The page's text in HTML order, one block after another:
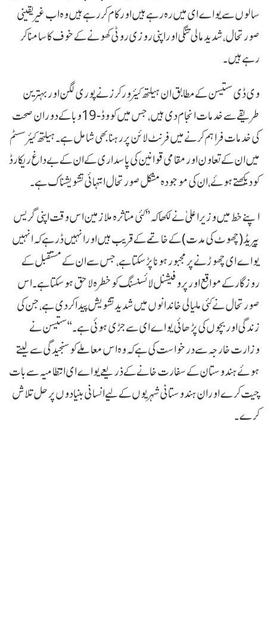
سالوں سے یو اے ای میں رہ رہے ہیں اور کام کر رہے ہیں وہ اب غیر یقینی
صورتحال، شدید مالی تنگی اور اپنی روزی روٹی کھونے کے خوف کا سامنا کر
رہے ہیں۔
وی ڈی ستیسن کے مطابق ان ہیلتھ کیئر ورکرز نے پوری لگن اور بہترین
طریقے سے خدمات انجام دی ہیں، جس میں کووڈ-19 وبا کے دوران صحت
کی خدمات فراہم کرنے میں فرنٹ لائن پر رہنا بھی شامل ہے۔ ہیلتھ کیئر سسٹم
میں ان کے تعاون اور مقامی قوانین کی پاسداری کے ان کے بے داغ ریکارڈ
کو دیکھتے ہوئے، ان کی موجودہ مشکل صورتحال انتہائی تشویشناک ہے۔
اپنے خط میں وزیر اعلیٰ نے لکھا کہ ’’کئی متاثرہ ملازمین اس وقت اپنی گریس
پیریڈ (چھوٹ کی مدت) کے خاتمے کے قریب ہیں اور انہیں ڈر ہے کہ انہیں
یو اے ای چھوڑنے پر مجبور ہونا پڑ سکتا ہے، جس سے ان کے مستقبل کے
روزگار کے مواقع اور پروفیشنل لائسنسنگ کو خطرہ لاحق ہو سکتا ہے۔ اس
صورتحال نے کئی ملیالی خاندانوں میں شدید تشویش پیدا کر دی ہے، جن کی
زندگی اور بچوں کی پڑھائی یو اے ای سے جڑی ہوئی ہے۔‘‘ ستیسن نے
وزارت خارجہ سے درخواست کی ہے کہ وہ اس معاملے کو سنجیدگی سے لیتے
ہوئے ہندوستان کے سفارت خانے کے ذریعے یو اے ای انتظامیہ سے بات
چیت کرے اور ان ہندوستانی شہریوں کے لیے انسانی بنیادوں پر حل تلاش
کرے۔